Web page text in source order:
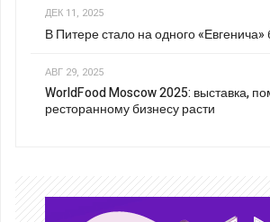
ДЕК 11, 2025
В Питере стало на одного
АВГ 29, 2025
WorldFood Moscow 2025: выставка,
ресторанному бизнесу расти